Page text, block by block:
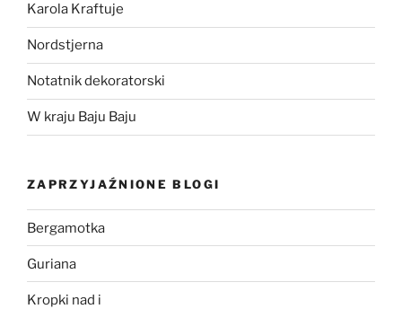
Karola Kraftuje
Nordstjerna
Notatnik dekoratorski
W kraju Baju Baju
ZAPRZYJAŹNIONE BLOGI
Bergamotka
Guriana
Kropki nad i